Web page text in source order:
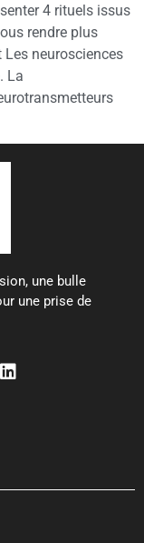
4 rituels issus
rendre plus
Les neurosciences
La
une bulle
une prise de